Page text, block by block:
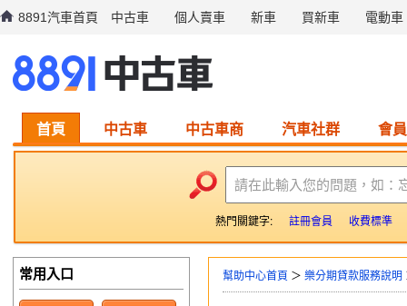
8891汽車首頁 中古車 個人賣車 新車 買新車 電動車
首頁 中古車 中古車商 汽車社群 會
請在此輸入您的問題，如：
熱門關鍵字: 註冊會員 收費標準
幫助中心首頁 ＞ 樂分期貸款服務說明
常用入口